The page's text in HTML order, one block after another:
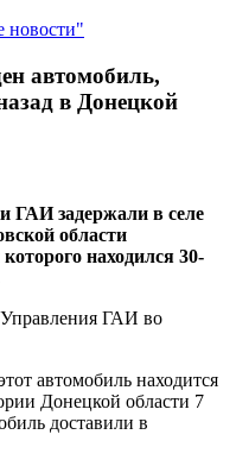
новости"
автомобиль,
в Донецкой
ГАИ задержали в селе
области
находился 30-
ГАИ во
автомобиль находится
Донецкой области 7
доставили в